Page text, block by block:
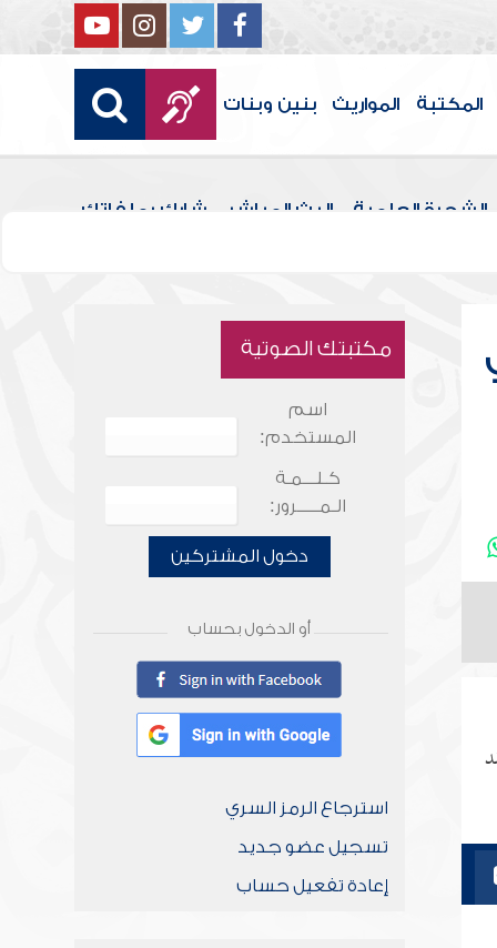
المكتبة المواريث بنين وبنات
الشجرة العلمية البث المباشر شارك بملفاتك
مكتبتك الصوتية
اسم
المستخدم:
كـلـــمـة
الـمـــــرور:
دخول المشتركين
أو الدخول بحساب
استرجاع الرمز السري
تسجيل عضو جديد
إعادة تفعيل حساب